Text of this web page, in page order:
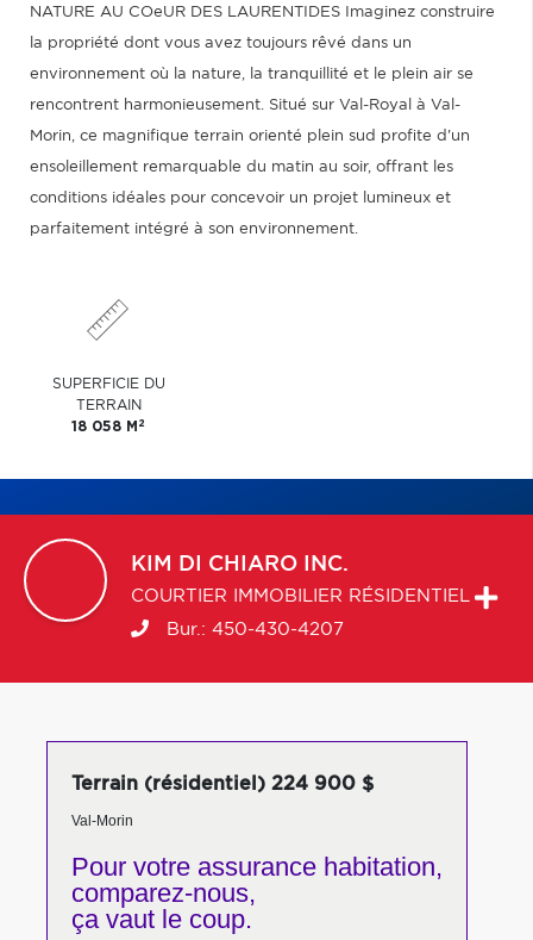
NATURE AU COeUR DES LAURENTIDES Imaginez construire
la propriété dont vous avez toujours rêvé dans un
environnement où la nature, la tranquillité et le plein air se
rencontrent harmonieusement. Situé sur Val-Royal à Val-
Morin, ce magnifique terrain orienté plein sud profite d'un
ensoleillement remarquable du matin au soir, offrant les
conditions idéales pour concevoir un projet lumineux et
parfaitement intégré à son environnement.
SUPERFICIE DU
TERRAIN
18 058 M 2
KIM DI CHIARO INC.
COURTIER IMMOBILIER RÉSIDENTIEL
Bur.: 450-430-4207
Terrain (résidentiel) 224 900 $
Val-Morin
Pour votreassurance habitation,
comparez-nous,
ça vaut le coup.